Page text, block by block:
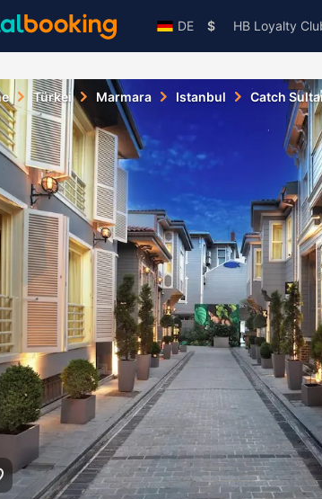
DE $ HB Loyalty
Türkei Marmara Istanbul Catch